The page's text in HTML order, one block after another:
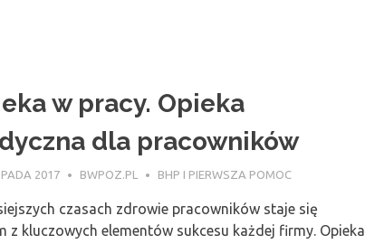
w pracy. Opieka
dla pracowników
2017 BWPOZ.PL BHP I PIERWSZA POMOC
czasach zdrowie pracowników staje się
z kluczowych elementów sukcesu każdej firmy. Opieka